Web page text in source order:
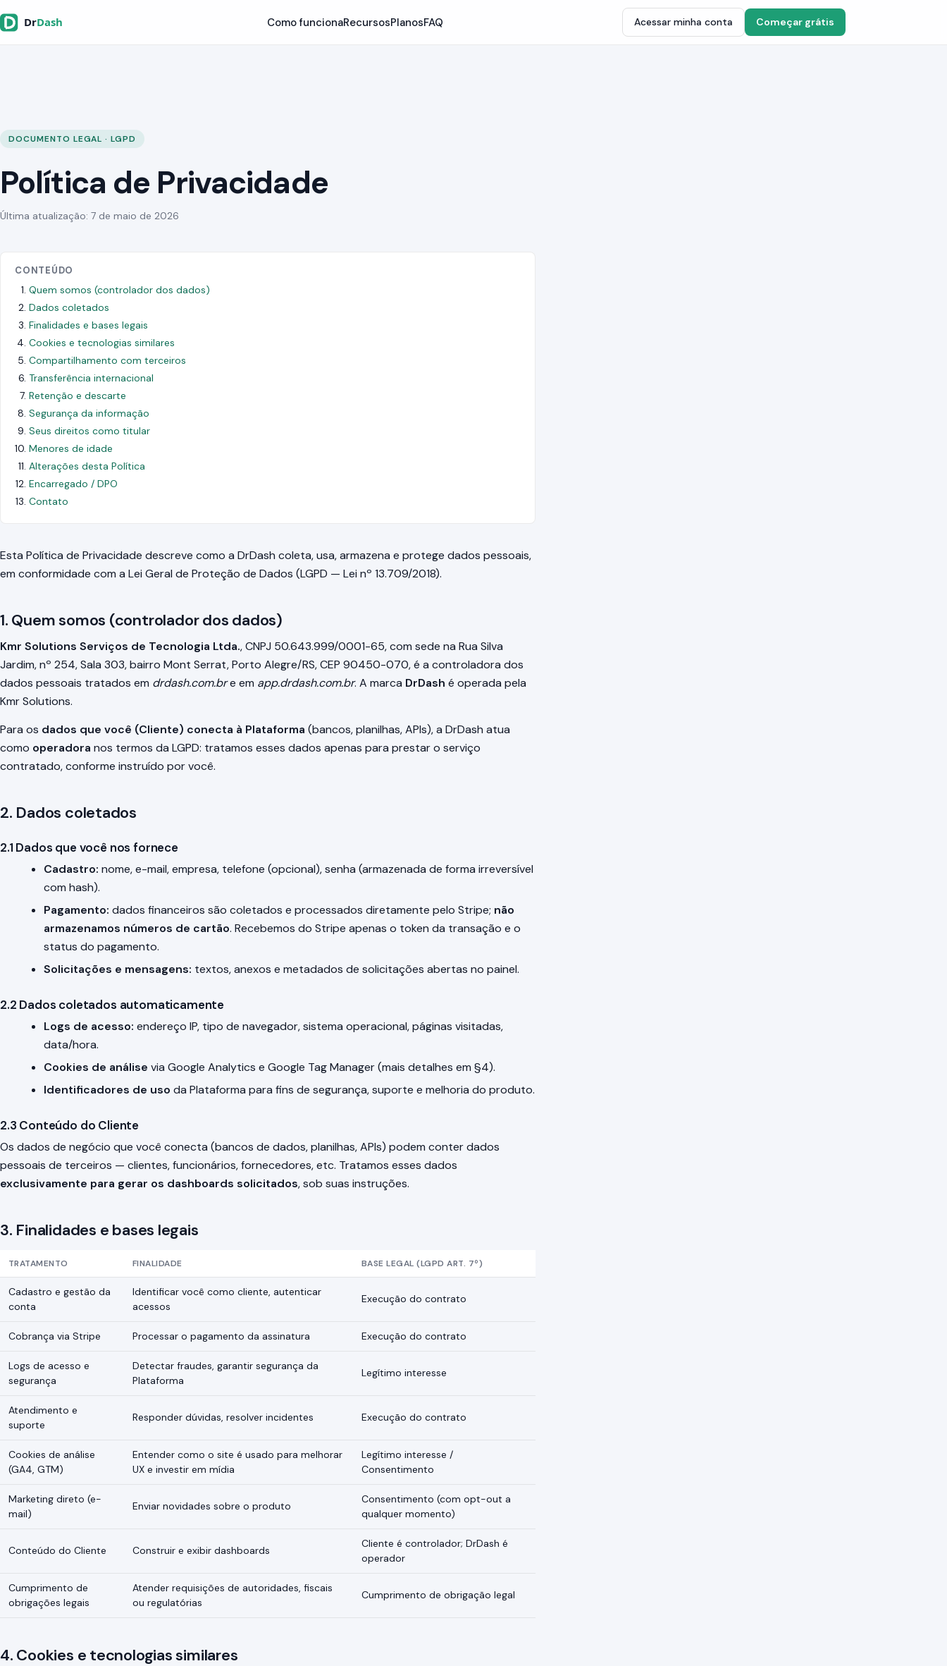
Como funcionaRecursosPlanosFAQ Acessar minha conta Começar grátis
DOCUMENTO LEGAL · LGPD
Política de Privacidade
Última atualização: 7 de maio de 2026
CONTEÚDO
Quem somos (controlador dos dados)
Dados coletados
Finalidades e bases legais
Cookies e tecnologias similares
Compartilhamento com terceiros
Transferência internacional
Retenção e descarte
Segurança da informação
Seus direitos como titular
Menores de idade
Alterações desta Política
Encarregado / DPO
Contato
Esta Política de Privacidade descreve como a DrDash coleta, usa, armazena e protege dados pessoais,
em conformidade com a Lei Geral de Proteção de Dados (LGPD — Lei nº 13.709/2018).
1. Quem somos (controlador dos dados)
Kmr Solutions Serviços de Tecnologia Ltda., CNPJ 50.643.999/0001-65, com sede na Rua Silva
Jardim, nº 254, Sala 303, bairro Mont Serrat, Porto Alegre/RS, CEP 90450-070, é a controladora dos
dados pessoais tratados em drdash.com.bre em app.drdash.com.br. A marca DrDash é operada pela
Kmr Solutions.
Para os dados que você (Cliente) conecta à Plataforma (bancos, planilhas, APIs), a DrDash atua
como operadora nos termos da LGPD: tratamos esses dados apenas para prestar o serviço
contratado, conforme instruído por você.
2. Dados coletados
2.1 Dados que você nos fornece
Cadastro: nome, e-mail, empresa, telefone (opcional), senha (armazenada de forma irreversível
com hash).
Pagamento: dados financeiros são coletados e processados diretamente pelo Stripe; não
armazenamos números de cartão. Recebemos do Stripe apenas o token da transação e o
status do pagamento.
Solicitações e mensagens: textos, anexos e metadados de solicitações abertas no painel.
2.2 Dados coletados automaticamente
Logs de acesso: endereço IP, tipo de navegador, sistema operacional, páginas visitadas,
data/hora.
Cookies de análise via Google Analytics e Google Tag Manager (mais detalhes em §4).
Identificadores de uso da Plataforma para fins de segurança, suporte e melhoria do produto.
2.3 Conteúdo do Cliente
Os dados de negócio que você conecta (bancos de dados, planilhas, APIs) podem conter dados
pessoais de terceiros — clientes, funcionários, fornecedores, etc. Tratamos esses dados
exclusivamente para gerar os dashboards solicitados, sob suas instruções.
3. Finalidades e bases legais
TRATAMENTO FINALIDADE BASE LEGAL (LGPD ART. 7º)
Cadastro e gestão da
conta
Identificar você como cliente, autenticar
acessos
Execução do contrato
Cobrança via Stripe Processar o pagamento da assinatura Execução do contrato
Logs de acesso e
segurança
Detectar fraudes, garantir segurança da
Plataforma
Legítimo interesse
Atendimento e
suporte
Responder dúvidas, resolver incidentes Execução do contrato
Cookies de análise
(GA4, GTM)
Entender como o site é usado para melhorar
UX e investir em mídia
Legítimo interesse /
Consentimento
Marketing direto (e-
mail)
Enviar novidades sobre o produto
Consentimento (com opt-out a
qualquer momento)
Conteúdo do Cliente Construir e exibir dashboards
Cliente é controlador; DrDash é
operador
Cumprimento de
obrigações legais
Atender requisições de autoridades, fiscais
ou regulatórias
Cumprimento de obrigação legal
4. Cookies e tecnologias similares